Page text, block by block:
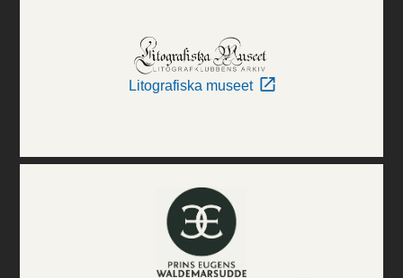
Litografiska museet